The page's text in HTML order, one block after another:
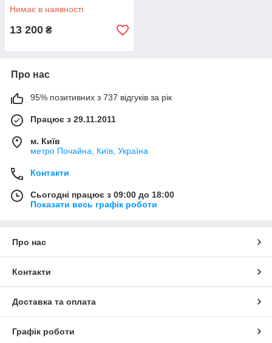
Немає в наявності
13 200 ₴
Про нас
95% позитивних з 737 відгуків за рік
Працює з 29.11.2011
м. Київ
метро Почайна, Київ, Україна
Контакти
Сьогодні працює з 09:00 до 18:00
Показати весь графік роботи
Про нас
Контакти
Доставка та оплата
Графік роботи